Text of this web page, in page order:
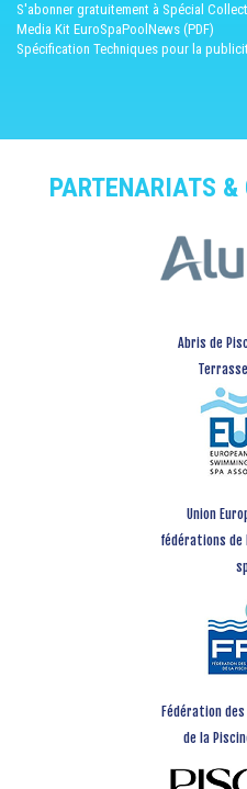
S'abonner gratuitement à Spécial
Media Kit EuroSpaPoolNews (PDF)
Spécification Techniques pour la
PARTENARIATS &
Abris de
Union
fédérations de
Fédération
de la